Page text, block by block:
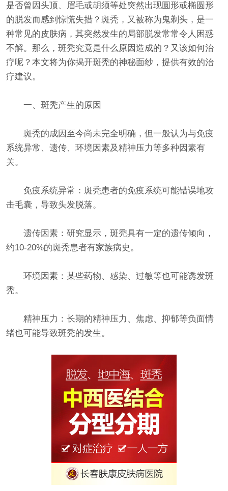
是否曾因头顶、眉毛或胡须等处突然出现圆形或椭圆形
的脱发而感到惊慌失措？斑秃，又被称为鬼剃头，是一
种常见的皮肤病，其突然发生的局部脱发常常令人困惑
不解。那么，斑秃究竟是什么原因造成的？又该如何治
疗呢？本文将为你揭开斑秃的神秘面纱，提供有效的治
疗建议。
一、斑秃产生的原因
斑秃的成因至今尚未完全明确，但一般认为与免疫
系统异常、遗传、环境因素及精神压力等多种因素有
关。
免疫系统异常：斑秃患者的免疫系统可能错误地攻
击毛囊，导致头发脱落。
遗传因素：研究显示，斑秃具有一定的遗传倾向，
约10-20%的斑秃患者有家族病史。
环境因素：某些药物、感染、过敏等也可能诱发斑
秃。
精神压力：长期的精神压力、焦虑、抑郁等负面情
绪也可能导致斑秃的发生。